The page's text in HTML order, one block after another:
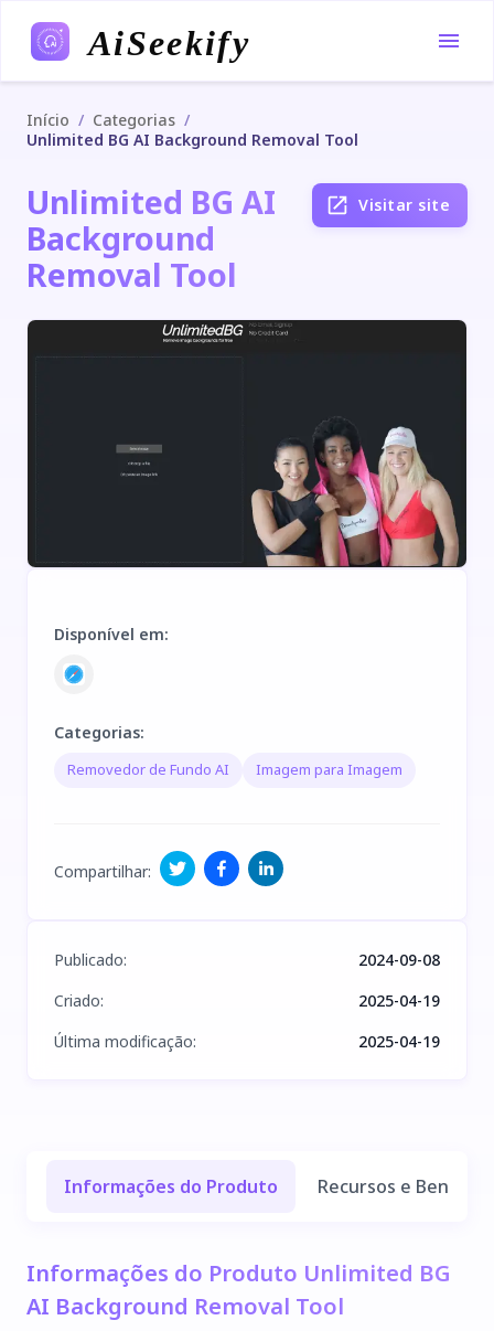
AiSeekify
Início / Categorias /
Unlimited BG AI Background Removal Tool
Unlimited BG AI
Background
Removal Tool
Visitar site
Disponível em:
Categorias:
Removedor de Fundo AI Imagem para Imagem
Compartilhar:
Publicado:
2024-09-08
Criado:
2025-04-19
Última modificação: 2025-04-19
Informações do Produto Recursos e
Informações do Produto Unlimited BG
AI Background Removal Tool